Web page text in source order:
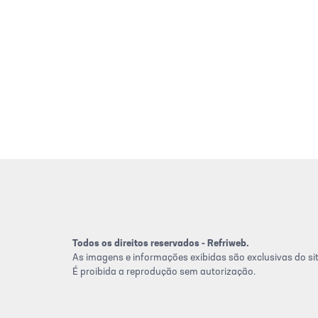
Todos os direitos reservados - Refriweb.
As imagens e informações exibidas são exclusivas do
É proibida a reprodução sem autorização.